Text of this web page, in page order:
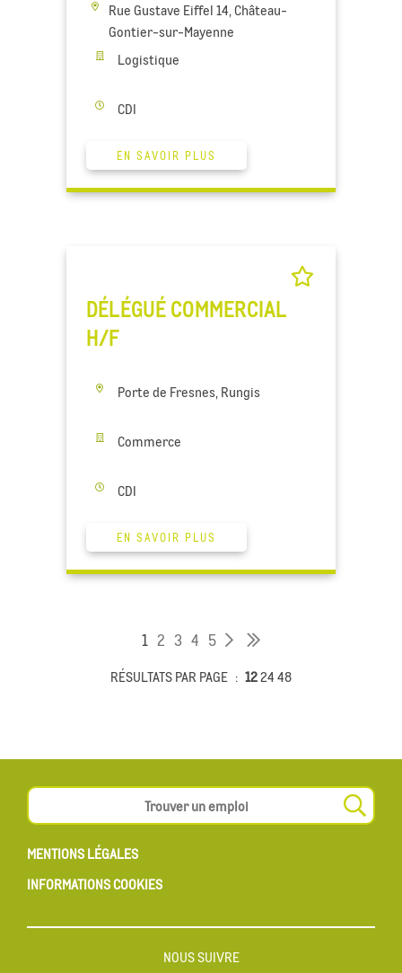
Rue Gustave Eiffel 14, Château-
Gontier-sur-Mayenne
CDI
Logistique
EN SAVOIR PLUS
DÉLÉGUÉ COMMERCIAL
H/F
Porte de Fresnes, Rungis
CDI
Commerce
EN SAVOIR PLUS
1 2 3 4 5
RÉSULTATS PAR PAGE 1224 48
MENTIONS LÉGALES
INFORMATIONS COOKIES
NOUS SUIVRE